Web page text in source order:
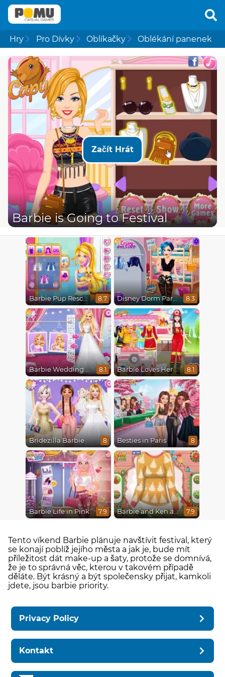
Hry Pro Dívky Oblíkačky Oblékání panenek
Začít Hrát
Barbie is Going to Festival
Barbie Pup Rescue 8.7 Disney Dorm Party 8.3
Barbie Wedding Fun 8.1 Barbie Loves Her Job 8.1
Bridezilla Barbie 8 Besties in Paris 8
Barbie Life in Pink 7.9 Barbie and Ken a Perfect Christmas 7.9
Tento víkend Barbie plánuje navštívit festival, který
se konají poblíž jejího města a jak je, bude mít
příležitost dát make-up a šaty, protože se domnívá,
že je to správná věc, kterou v takovém případě
děláte. Být krásný a být společensky přijat, kamkoli
jdete, jsou barbie priority.
Privacy Policy
Kontakt